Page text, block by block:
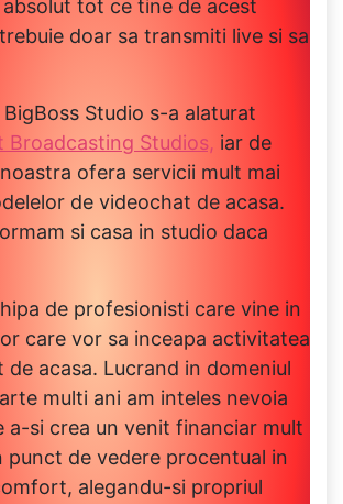
tot ce tine de acest
doar sa transmiti live si sa
Studio s-a alaturat
Broadcasting Studios, iar de
ofera servicii mult mai
de videochat de acasa.
si casa in studio daca
de profesionisti care vine in
care vor sa inceapa activitatea
de acasa. Lucrand in domeniul
multi ani am inteles nevoia
a-si crea un venit financiar mult
punct de vedere procentual in
alegandu-si propriul